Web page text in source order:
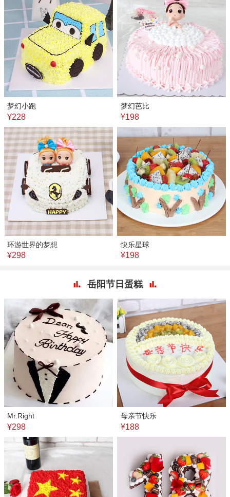
梦幻小跑
¥228
梦幻芭比
¥198
环游世界的梦想
¥298
快乐星球
¥198
岳阳节日蛋糕
Mr.Right
¥298
母亲节快乐
¥188